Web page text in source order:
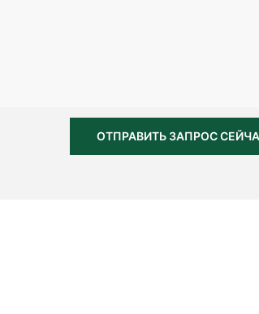
ОТПРАВИТЬ ЗАПРОС